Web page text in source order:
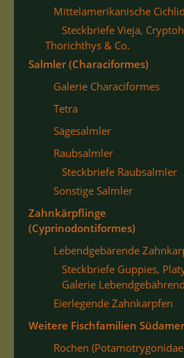
Mittelamerikanische
Steckbriefe Vieja,
Thorichthys & Co.
Salmler (Characiformes)
Galerie Characiformes
Tetra
Sägesalmler
Raubsalmler
Steckbriefe Raubsalmler
Sonstige Salmler
Zahnkärpflinge
(Cyprinodontiformes)
Lebendgebärende
Steckbriefe Guppies,
Galerie
Eierlegende Zahnkarpfen
Weitere Fischfamilien
Rochen